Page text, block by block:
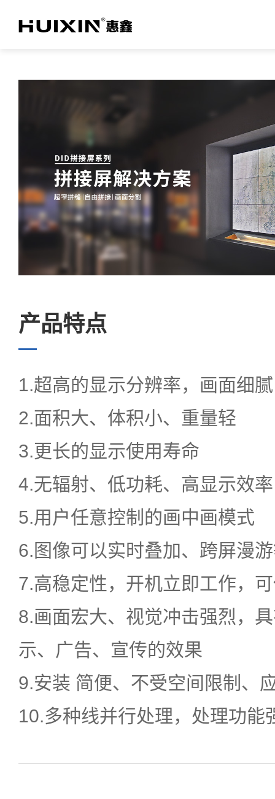
关于亚投网投
TV产品及方案
商用产品及方案
亚投(中国)中心
服务中心
产品特点
1.超高的显示分辨率，画面细
2.面积大、体积小、重量轻
3.更长的显示使用寿命
4.无辐射、低功耗、高显示效率
5.用户任意控制的画中画模式
6.图像可以实时叠加、跨屏漫
7.高稳定性，开机立即工作，
8.画面宏大、视觉冲击强烈，
示、广告、宣传的效果
9.安装 简便、不受空间限制、
10.多种线并行处理，处理功能